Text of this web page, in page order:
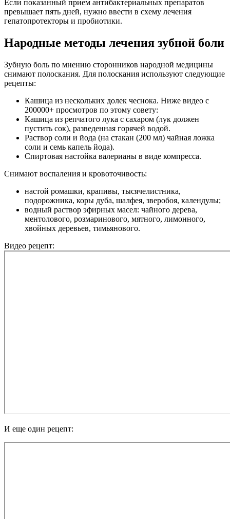
Если показанный прием антибактериальных препаратов
превышает пять дней, нужно ввести в схему лечения
гепатопротекторы и пробиотики.
Народные методы лечения зубной боли
Зубную боль по мнению сторонников народной медицины
снимают полоскания. Для полоскания используют следующие
рецепты:
Кашица из нескольких долек чеснока. Ниже видео с
200000+ просмотров по этому совету:
Кашица из репчатого лука с сахаром (лук должен
пустить сок), разведенная горячей водой.
Раствор соли и йода (на стакан (200 мл) чайная ложка
соли и семь капель йода).
Спиртовая настойка валерианы в виде компресса.
Снимают воспаления и кровоточивость:
настой ромашки, крапивы, тысячелистника,
подорожника, коры дуба, шалфея, зверобоя, календулы;
водный раствор эфирных масел: чайного дерева,
ментолового, розмаринового, мятного, лимонного,
хвойных деревьев, тимьянового.
Видео рецепт:
И еще один рецепт: